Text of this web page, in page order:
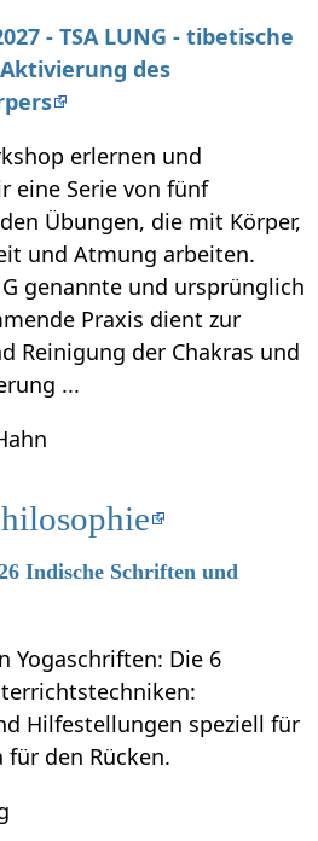
- TSA LUNG - tibetische
des
erlernen und
eine Serie von fünf
Übungen, die mit Körper,
und Atmung arbeiten.
genannte und ursprünglich
Praxis dient zur
Reinigung der Chakras und
...
Indische Schriften und
Yogaschriften: Die 6
Hilfestellungen speziell für
für den Rücken.